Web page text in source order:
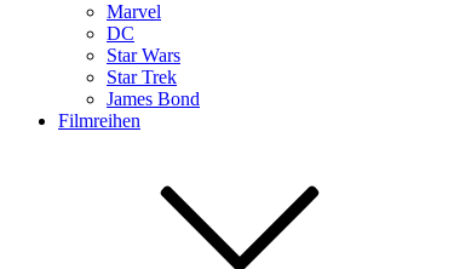
Marvel
DC
Star Wars
Star Trek
James Bond
Filmreihen